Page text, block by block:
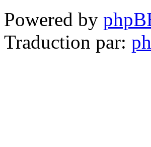
Powered by
Traduction par: